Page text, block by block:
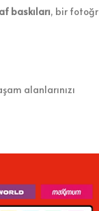
baskıları, bir
alanlarınızı